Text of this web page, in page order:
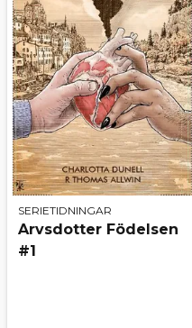
SERIETIDNINGAR
Arvsdotter Födelsen
#1